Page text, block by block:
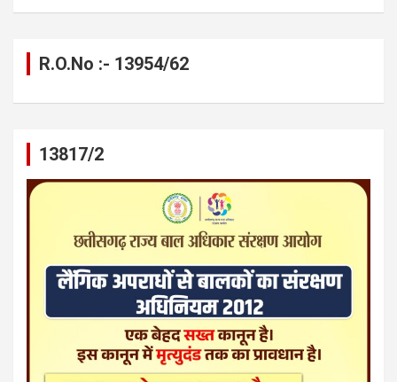
R.O.No :- 13954/62
13817/2